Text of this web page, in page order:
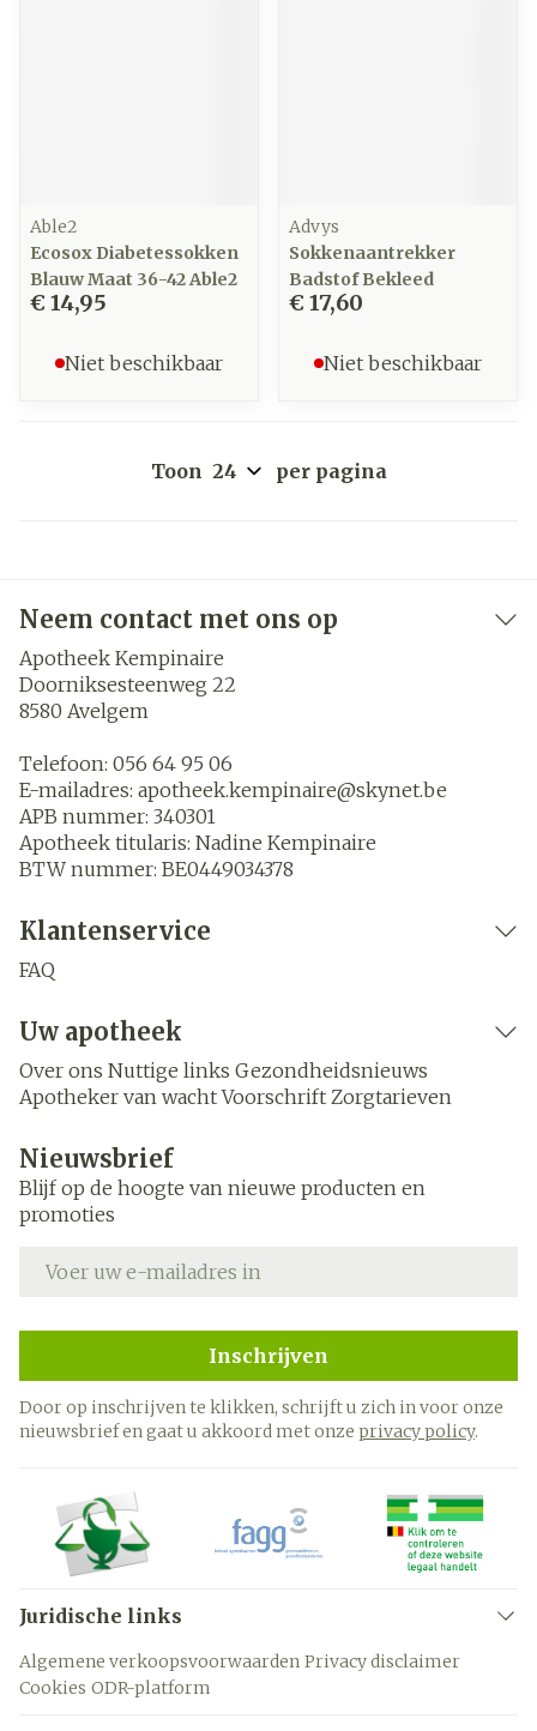
Able2
Ecosox Diabetessokken
Blauw Maat 36-42 Able2
€ 14,95
Niet beschikbaar
Advys
Sokkenaantrekker
Badstof Bekleed
€ 17,60
Niet beschikbaar
Toon per pagina
Neem contact met ons op
Apotheek Kempinaire
Doorniksesteenweg 22
8580 Avelgem
Telefoon: 056 64 95 06
E-mailadres: apotheek.kempinaire@skynet.be
APB nummer: 340301
Apotheek titularis: Nadine Kempinaire
BTW nummer: BE0449034378
Klantenservice
FAQ
Uw apotheek
Over ons Nuttige links Gezondheidsnieuws
Apotheker van wacht Voorschrift Zorgtarieven
Nieuwsbrief
Blijf op de hoogte van nieuwe producten en
promoties
Inschrijven
Door op inschrijven te klikken, schrijft u zich in voor onze
nieuwsbrief en gaat u akkoord met onze privacy policy.
Juridische links
Algemene verkoopsvoorwaarden Privacy disclaimer
Cookies ODR-platform